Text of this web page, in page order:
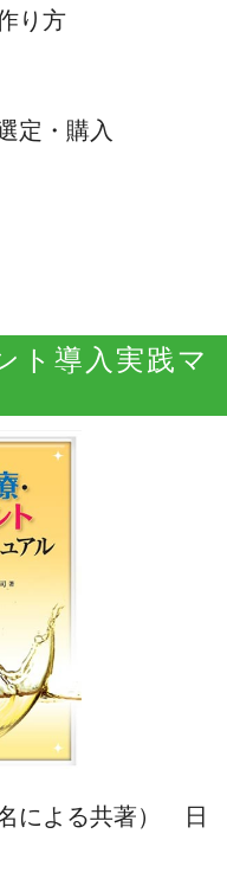
り方
定・購入
ト導入実践マ
による共著） 日